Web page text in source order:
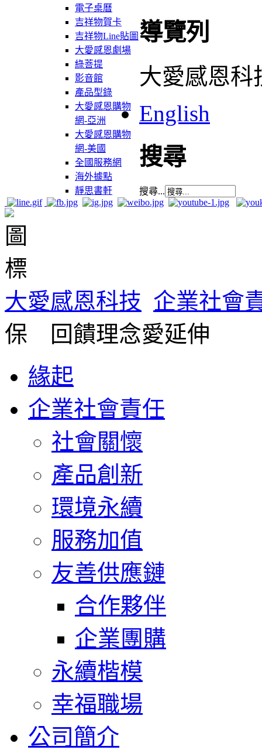
電子桌曆
吉祥物賀卡
吉祥物Line貼圖
大愛感恩劇場
綠菩提
影音館
產品型錄
大愛感恩購物
網-亞洲
大愛感恩購物
網-美國
全國服務網
海外據點
靜思書軒
導覽列
大愛感恩科
English
搜尋
搜尋...
大愛感恩科技 企業社會
保 回饋理念愛延伸
緣起
企業社會責任
社會關懷
產品創新
環境永續
服務加值
友善供應鏈
合作夥伴
企業團購
永續楷模
幸福職場
公司簡介